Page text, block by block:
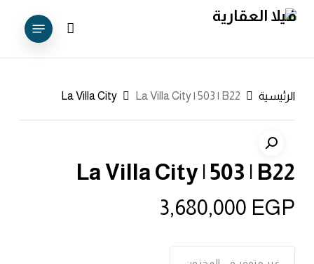
Skip
Menu
الرئيسية La Villa City La Villa City | 503 | B22
La Villa City | 503 | B22
3,680,000 EGP